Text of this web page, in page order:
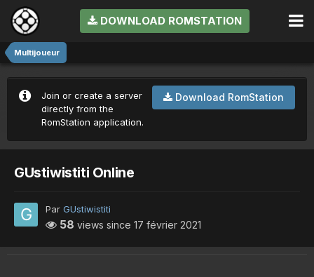
DOWNLOAD ROMSTATION
Multijoueur
Download RomStation
Join or create a server
directly from the
RomStation application.
GUstiwistiti Online
Par GUstiwistiti
58 views since 17 février 2021